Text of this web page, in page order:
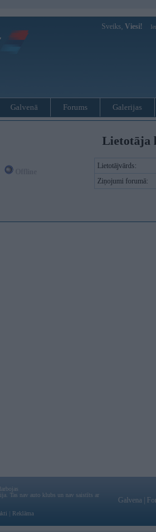
Sveiks, Viesi!
Galvenā Forums Galerijas
Lietotāja
Lietotājvārds:
Ziņojumi forumā:
Tas nav auto klubs un nav saistīts ar
Reklāma
Galvena